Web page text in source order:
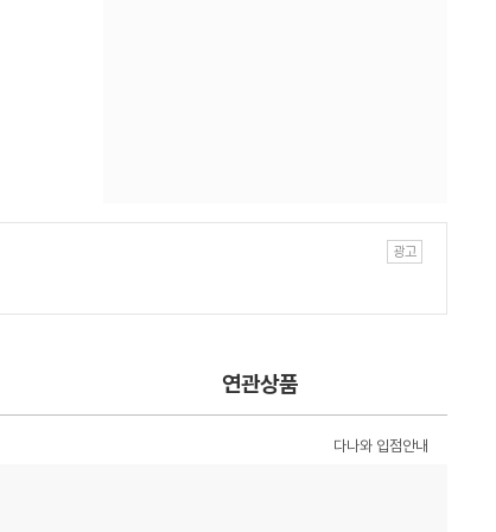
연관상품
다나와 입점안내